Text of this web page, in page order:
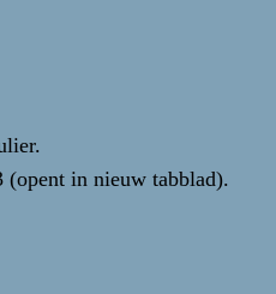
.
(opent in nieuw tabblad).